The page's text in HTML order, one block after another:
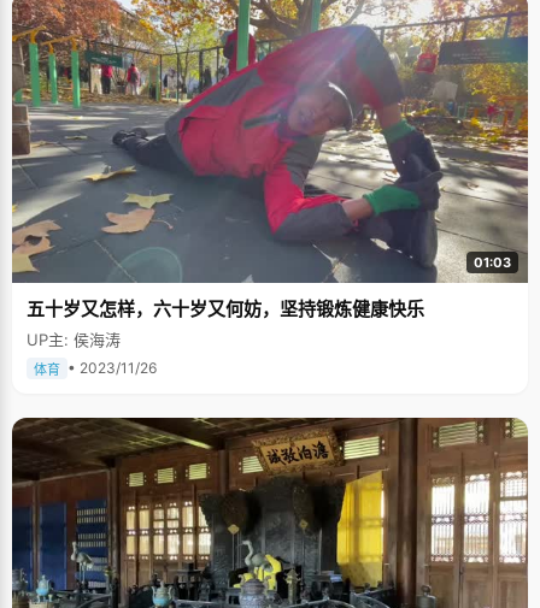
01:03
五十岁又怎样，六十岁又何妨，坚持锻炼健康快乐
UP主: 侯海涛
体育 • 2023/11/26